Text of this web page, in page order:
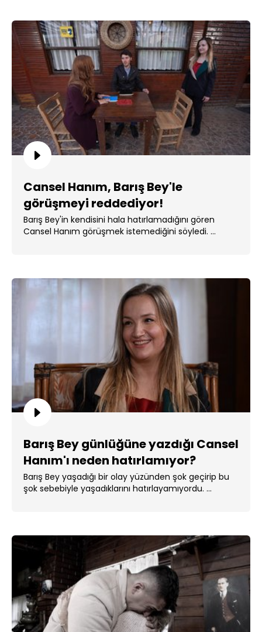
Cansel Hanım, Barış Bey'le
görüşmeyi reddediyor!
Barış Bey'in kendisini hala hatırlamadığını gören
Cansel Hanım görüşmek istemediğini söyledi. ...
Barış Bey günlüğüne yazdığı Cansel
Hanım'ı neden hatırlamıyor?
Barış Bey yaşadığı bir olay yüzünden şok geçirip bu
şok sebebiyle yaşadıklarını hatırlayamıyordu. ...